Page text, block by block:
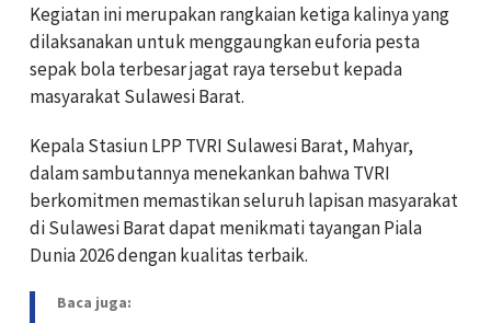
Kegiatan ini merupakan rangkaian ketiga kalinya yang
dilaksanakan untuk menggaungkan euforia pesta
sepak bola terbesar jagat raya tersebut kepada
masyarakat Sulawesi Barat.
Kepala Stasiun LPP TVRI Sulawesi Barat, Mahyar,
dalam sambutannya menekankan bahwa TVRI
berkomitmen memastikan seluruh lapisan masyarakat
di Sulawesi Barat dapat menikmati tayangan Piala
Dunia 2026 dengan kualitas terbaik.
Baca juga: